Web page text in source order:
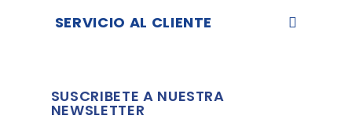
SERVICIO AL CLIENTE
SUSCRIBETE A NUESTRA
NEWSLETTER